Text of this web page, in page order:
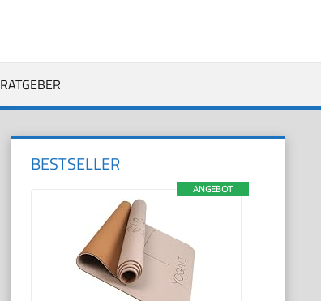
RATGEBER
BESTSELLER
ANGEBOT